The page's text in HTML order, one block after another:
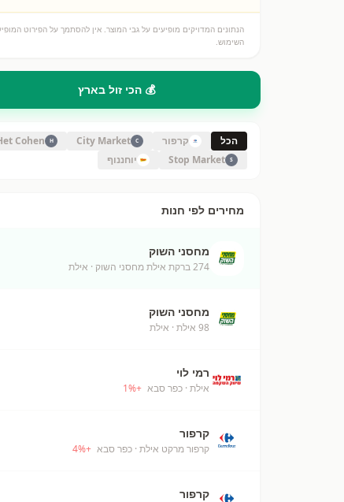
הנתונים המדויקים מופיעים על גבי המוצר. אין להסתמך על הפירוט
השימוש.
💰 הכי זול בארץ
הכל קרפור C
City Market
H
Cohen
S
Stop Market יוחננוף
מחירים לפי חנות
מחסני השוק
274 ברקת אילת מחסני השוק · אילת
מחסני השוק
98 אילת · אילת
רמי לוי
אילת · כפר סבא +
1%
קרפור
קרפור מרקט אילת · כפר סבא +
4%
קרפור